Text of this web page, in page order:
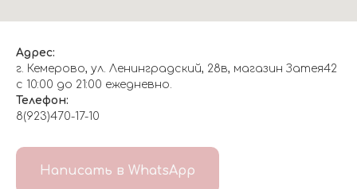
Адрес:
г. Кемерово, ул. Ленинградский, 28в, магазин Затея42
с 10:00 до 21:00 ежедневно.
Телефон:
8(923)470-17-10
Написать в WhatsApp